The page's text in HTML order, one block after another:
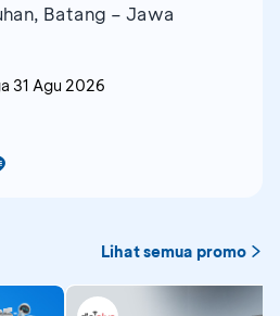
Batang – Jawa
31 Agu 2026
Lihat semua promo